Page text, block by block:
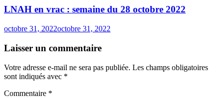
LNAH en vrac : semaine du 28 octobre 2022
octobre 31, 2022octobre 31, 2022
Laisser un commentaire
Votre adresse e-mail ne sera pas publiée. Les champs obligatoires
sont indiqués avec *
Commentaire *